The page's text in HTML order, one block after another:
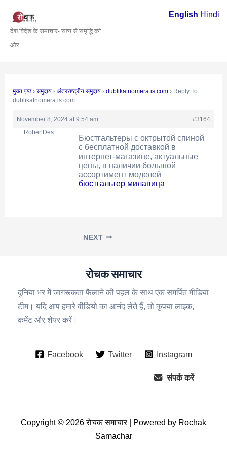
content
देश विदेश के समाचार- सत्य से समृद्धि की
ओर
मुख्य पृष्ठ › समुदाय › अंतरराष्ट्रीय समुदाय › dublikatnomera is com › Reply To:
dublikatnomera is com
November 8, 2024 at 9:54 am
#3164
RobertDes
Бюстгальтеры с октрытой спиной
с бесплатной доставкой в
интернет-магазине, актуальные
цены, в наличии большой
ассортимент моделей
бюстгальтер милавица
navigation
NEXT
रोचक समाचार
दुनिया भर में जागरूकता फैलाने की पहल के साथ एक समर्पित मीडिया
टीम। यदि आप हमारे वीडियो का आनंद लेते हैं, तो कृपया लाइक,
कमेंट और शेयर करें।
Facebook Twitter Instagram
संपर्क करें
Copyright © 2026 रोचक समाचार | Powered by Rochak
Samachar
English Hindi